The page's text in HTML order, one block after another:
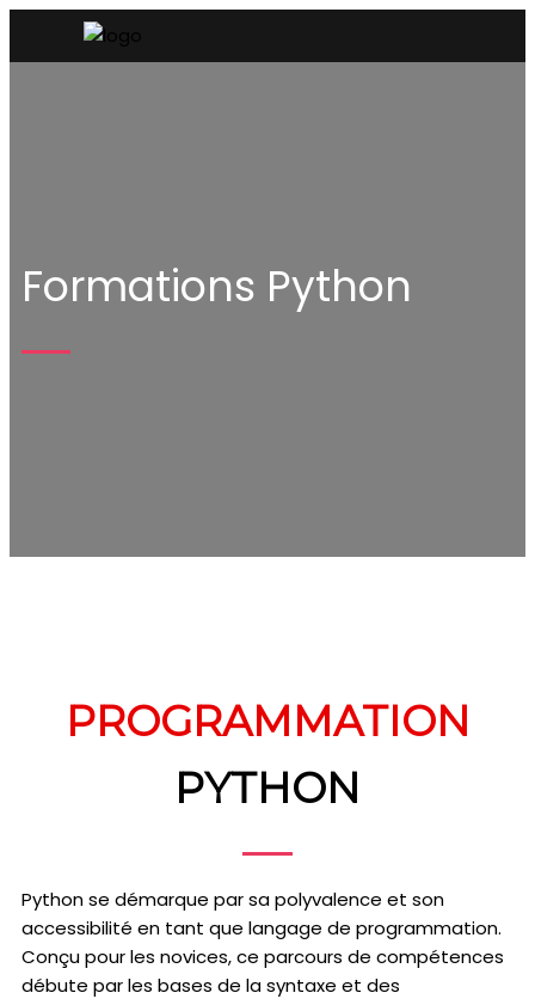
Formations Python
PROGRAMMATION
PYTHON
Python se démarque par sa polyvalence et son
accessibilité en tant que langage de programmation.
Conçu pour les novices, ce parcours de compétences
débute par les bases de la syntaxe et des